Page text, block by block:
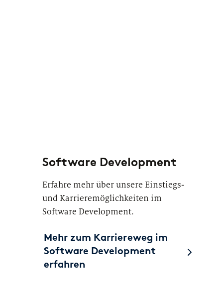
Software Development
Erfahre mehr über unsere Einstiegs-
und Karrieremöglichkeiten im
Software Development.
Mehr zum Karriereweg im
Software Development
erfahren